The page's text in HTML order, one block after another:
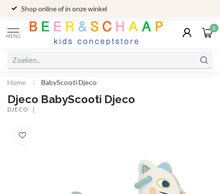
Shop online of in onze winkel
MENU
0
Home / BabyScooti Djeco
Djeco BabyScooti Djeco
DJECO